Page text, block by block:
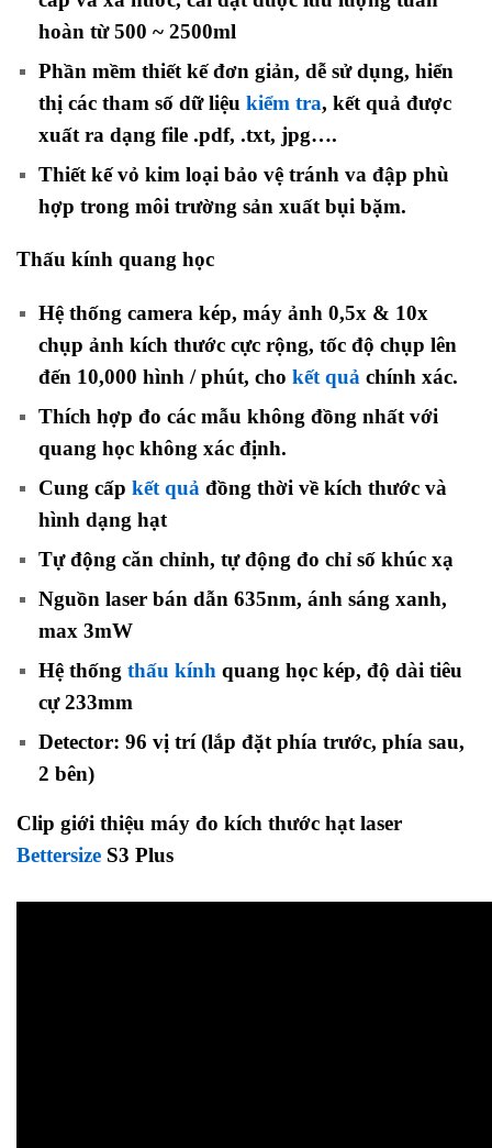
hoàn từ 500 ~ 2500ml
Phần mềm thiết kế đơn giản, dễ sử dụng, hiển
thị các tham số dữ liệu kiểm tra, kết quả được
xuất ra dạng file .pdf, .txt, jpg….
Thiết kế vỏ kim loại bảo vệ tránh va đập phù
hợp trong môi trường sản xuất bụi bặm.
Thấu kính quang học
Hệ thống camera kép, máy ảnh 0,5x & 10x
chụp ảnh kích thước cực rộng, tốc độ chụp lên
đến 10,000 hình / phút, cho kết quả chính xác.
Thích hợp đo các mẫu không đồng nhất với
quang học không xác định.
Cung cấp kết quả đồng thời về kích thước và
hình dạng hạt
Tự động căn chỉnh, tự động đo chỉ số khúc xạ
Nguồn laser bán dẫn 635nm, ánh sáng xanh,
max 3mW
Hệ thống thấu kính quang học kép, độ dài tiêu
cự 233mm
Detector: 96 vị trí (lắp đặt phía trước, phía sau,
2 bên)
Clip giới thiệu máy đo kích thước hạt laser
Bettersize S3 Plus